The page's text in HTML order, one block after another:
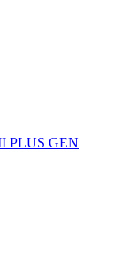
PLUS GEN